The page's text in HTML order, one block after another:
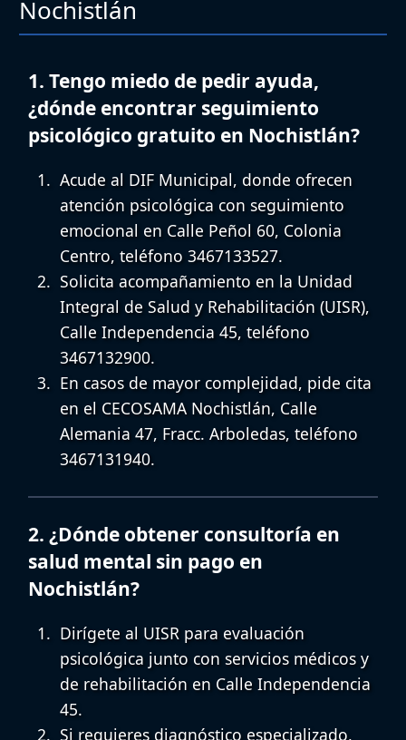
Nochistlán
1. Tengo miedo de pedir ayuda,
¿dónde encontrar seguimiento
psicológico gratuito en Nochistlán?
Acude al DIF Municipal, donde ofrecen
atención psicológica con seguimiento
emocional en Calle Peñol 60, Colonia
Centro, teléfono 3467133527.
Solicita acompañamiento en la Unidad
Integral de Salud y Rehabilitación (UISR),
Calle Independencia 45, teléfono
3467132900.
En casos de mayor complejidad, pide cita
en el CECOSAMA Nochistlán, Calle
Alemania 47, Fracc. Arboledas, teléfono
3467131940.
2. ¿Dónde obtener consultoría en
salud mental sin pago en
Nochistlán?
Dirígete al UISR para evaluación
psicológica junto con servicios médicos y
de rehabilitación en Calle Independencia
45.
Si requieres diagnóstico especializado,